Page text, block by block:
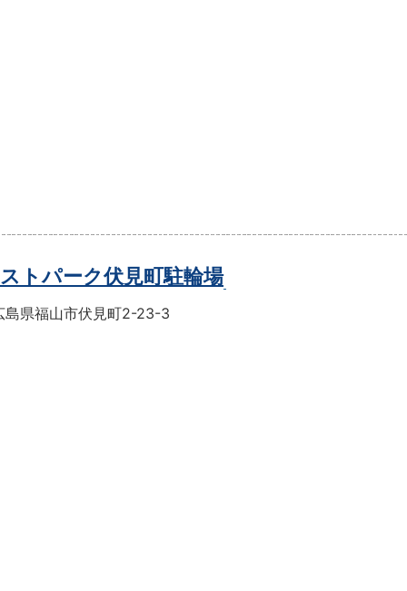
ストパーク伏見町駐輪場
島県福山市伏見町2-23-3